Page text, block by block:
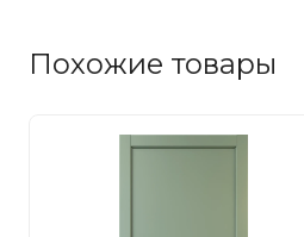
Похожие товары